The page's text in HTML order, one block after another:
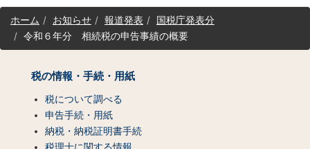
サ
イホーム お知らせ 報道発表
国税庁発表分
令和６年分 相続税の申告事績の概要
税の情報・手続・用紙
税について調べる
申告手続・用紙
納税・納税証明書手続
税理士に関する情報